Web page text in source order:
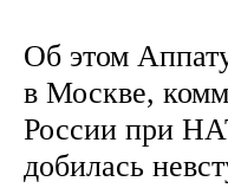
Об этом
в Москве,
России при
добилась